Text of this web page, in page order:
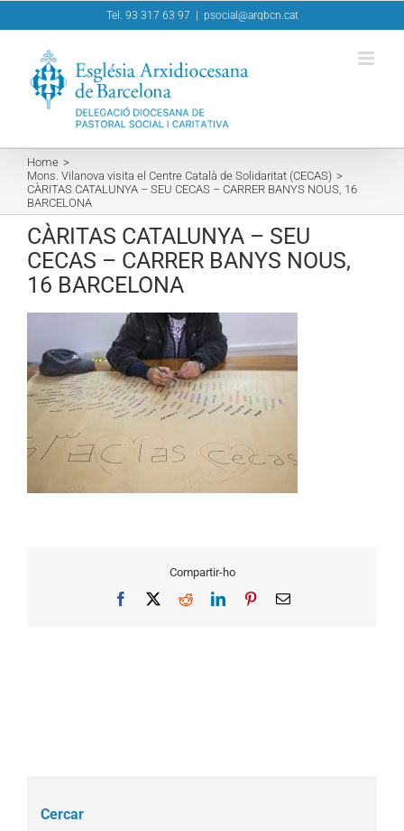
to
Tel. 93 317 63 97 psocial@arqbcn.cat
Home
Mons. Vilanova visita el Centre Català de Solidaritat (CECAS)
CÀRITAS CATALUNYA – SEU CECAS – CARRER BANYS NOUS, 16
BARCELONA
CÀRITAS CATALUNYA – SEU
CECAS – CARRER BANYS NOUS,
16 BARCELONA
Compartir-ho
Facebook RedditLinkedInPinterestEmail
Cercar